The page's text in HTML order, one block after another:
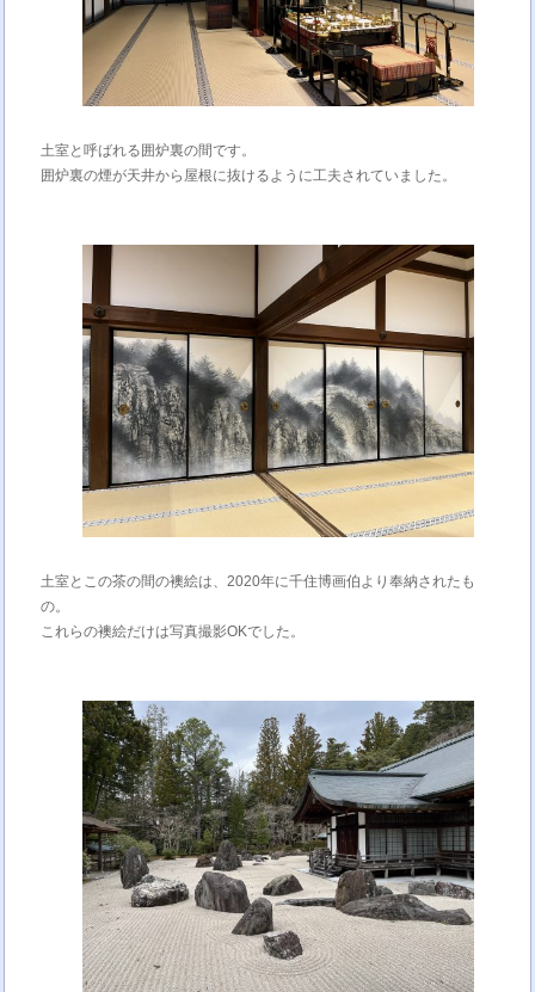
土室と呼ばれる囲炉裏の間です。
囲炉裏の煙が天井から屋根に抜けるように工夫されていました。
土室とこの茶の間の襖絵は、2020年に千住博画伯より奉納されたも
の。
これらの襖絵だけは写真撮影OKでした。